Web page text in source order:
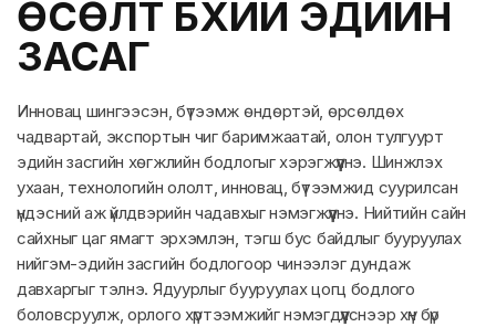
ӨСӨЛТ БҮХИЙ ЭДИЙН
ЗАСАГ
Инновац шингээсэн, бүтээмж өндөртэй, өрсөлдөх
чадвартай, экспортын чиг баримжаатай, олон тулгуурт
эдийн засгийн хөгжлийн бодлогыг хэрэгжүүлнэ. Шинжлэх
ухаан, технологийн ололт, инновац, бүтээмжид суурилсан
үндэсний аж үйлдвэрийн чадавхыг нэмэгжүүлнэ. Нийтийн сайн
сайхныг цаг ямагт эрхэмлэн, тэгш бус байдлыг бууруулах
нийгэм-эдийн засгийн бодлогоор чинээлэг дундаж
давхаргыг тэлнэ. Ядуурлыг бууруулах цогц бодлого
боловсруулж, орлого хүртээмжийг нэмэгдүүлснээр хүн бүр